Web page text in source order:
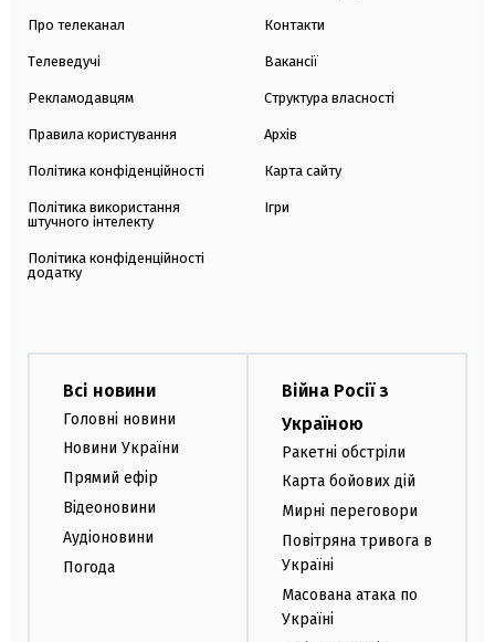
Про телеканал
Телеведучі
Рекламодавцям
Правила користування
Політика конфіденційності
Політика використання
штучного інтелекту
Політика конфіденційності
додатку
Контакти
Вакансії
Структура власності
Архів
Карта сайту
Ігри
Всі новини
Головні новини
Новини України
Прямий ефір
Відеоновини
Аудіоновини
Погода
Війна Росії з
Україною
Ракетні обстріли
Карта бойових дій
Мирні переговори
Повітряна тривога в
Україні
Масована атака по
Україні